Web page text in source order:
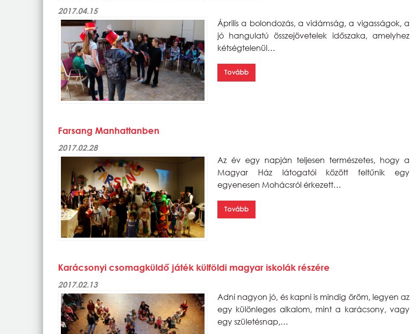
2017.04.15
Április a bolondozás, a vidámság, a vigasságok, a
jó hangulatú összejövetelek időszaka, amelyhez
kétségtelenül…
Tovább
Farsang Manhattanben
2017.02.28
Az év egy napján teljesen természetes, hogy a
Magyar Ház látogatói között feltűnik egy
egyenesen Mohácsról érkezett…
Tovább
Karácsonyi csomagküldő játék külföldi magyar iskolák részére
2017.02.13
Adni nagyon jó, és kapni is mindig öröm, legyen az
egy különleges alkalom, mint a karácsony, vagy
egy születésnap,…